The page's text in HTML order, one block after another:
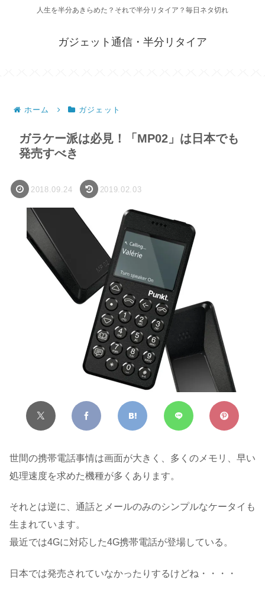
人生を半分あきらめた？それで半分リタイア？毎日ネタ切れ
ガジェット通信・半分リタイア
ホーム ガジェット
ガラケー派は必見！「MP02」は日本でも
発売すべき
2018.09.24 2019.02.03
世間の携帯電話事情は画面が大きく、多くのメモリ、早い
処理速度を求めた機種が多くあります。
それとは逆に、通話とメールのみのシンプルなケータイも
生まれています。
最近では4Gに対応した4G携帯電話が登場している。
日本では発売されていなかったりするけどね・・・・